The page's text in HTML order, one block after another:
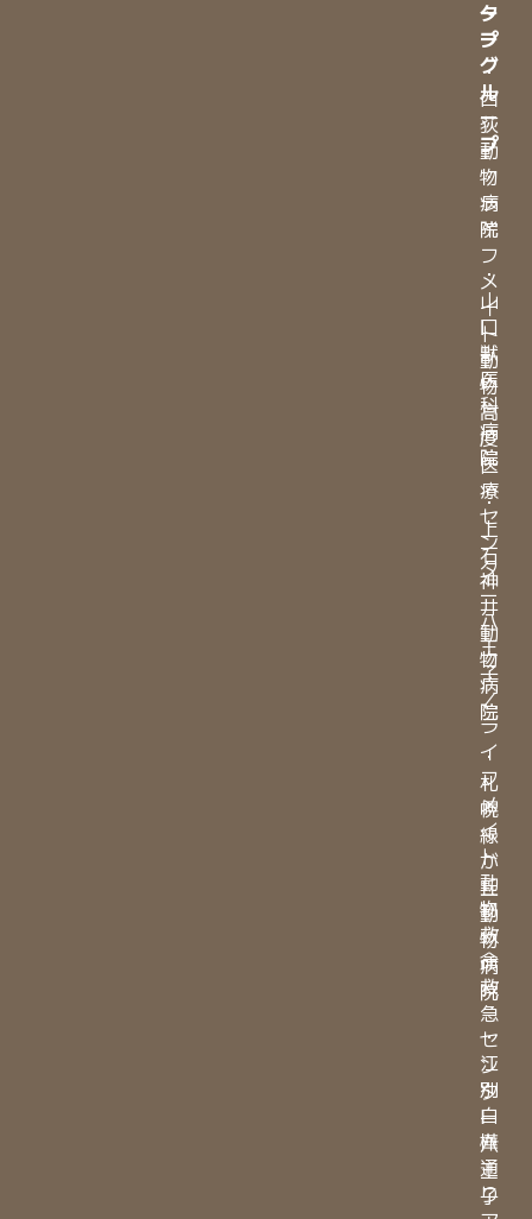
ー
プ
・
西
荻
動
物
病
院
・
山
口
獣
医
科
病
院
・
上
石
神
井
動
物
病
院
・
札
幌
緑
が
丘
動
物
病
院
・
江
別
白
樺
通
り
タ
ー
グ
ル
ー
プ
・
ラ
イ
フ
メ
イ
ト
動
物
高
度
医
療
セ
ン
タ
ー
八
王
子
／
ラ
イ
フ
メ
イ
ト
動
物
救
命
救
急
セ
ン
タ
ー
八
王
子